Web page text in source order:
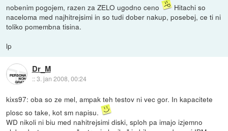
nobenim pogojem, razen za ZELO ugodno ceno
Hitachi so
naceloma med najhitrejsimi in so tudi dober nakup, posebej, ce ti ni
toliko pomembna tisina.
lp
Dr_M
::3. jan 2008, 00:24
kixs97: oba so ze mel, ampak teh testov ni vec gor. In kapacitete
plosc so take, kot sm napisu.
WD nikoli ni biu med nahitrejsimi diski, sploh pa imajo izjemno